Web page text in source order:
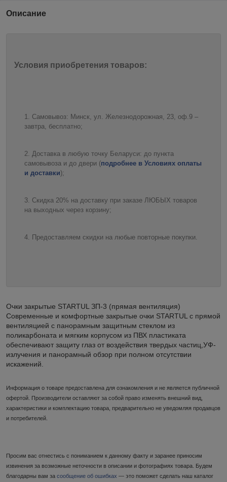
Описание
Условия приобретения товаров:
Самовывоз: Минск, ул. Железнодорожная, 23, оф.9 –
завтра, бесплатно;
Доставка в любую точку Беларуси: до пункта
самовывоза и до двери (подробнее в Условиях оплаты
и доставки);
Скидка 20% на доставку при заказе ЛЮБЫХ товаров
на выходных через корзину;
Предоставляем скидки на любые повторные покупки.
Очки закрытые STARTUL ЗП-3 (прямая вентиляция)
Cовременные и комфортные закрытые очки STARTUL с прямой
вентиляцией с панорамным защитным стеклом из
поликарбоната и мягким корпусом из ПВХ пластиката
обеспечивают защиту глаз от воздействия твердых частиц,УФ-
излучения и панорамный обзор при полном отсутствии
искажений.
Информация о товаре предоставлена для ознакомления и не является публичной
офертой. Производители оставляют за собой право изменять внешний вид,
характеристики и комплектацию товара, предварительно не уведомляя продавцов
и потребителей.
Просим вас отнестись с пониманием к данному факту и заранее приносим
извинения за возможные неточности в описании и фотографиях товара. Будем
благодарны вам за сообщение об ошибках — это поможет сделать наш каталог